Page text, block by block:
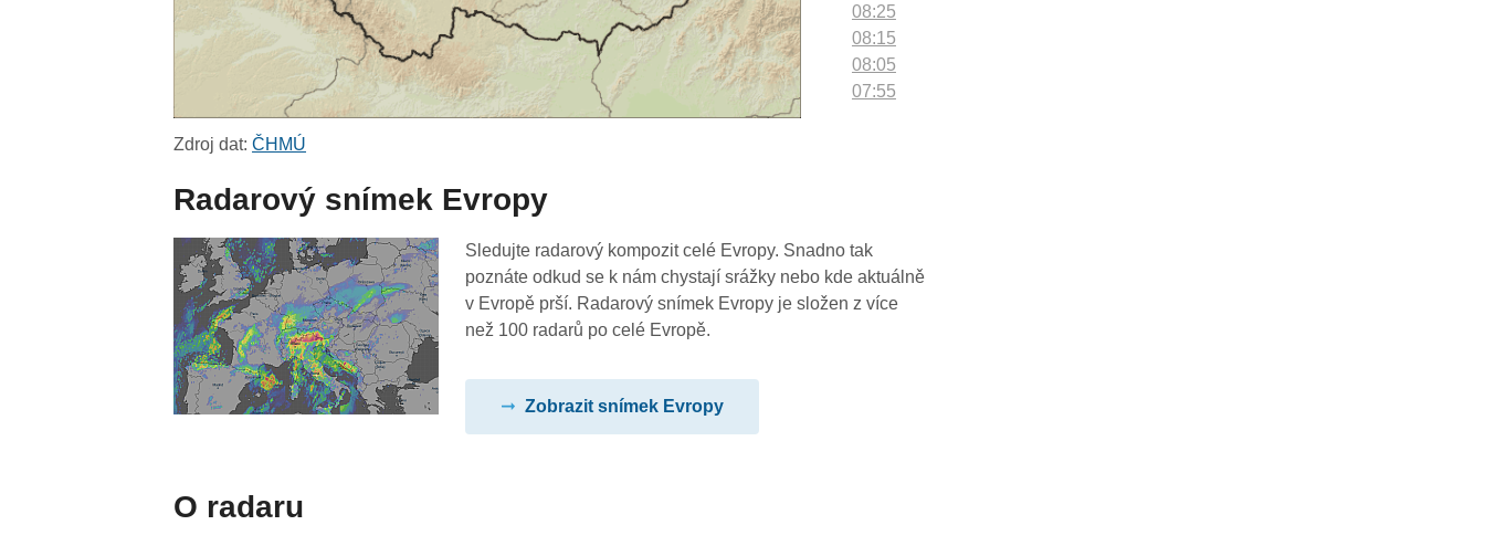
08:25
08:15
08:05
07:55
06:55
06:45
06:35
Zdroj dat:ČHMÚ
Radarový snímek Evropy
Sledujte radarový kompozit celé Evropy. Snadno tak
poznáte odkud se k nám chystají srážky nebo kde aktuálně
v Evropě prší. Radarový snímek Evropy je složen z více
než 100 radarů po celé Evropě.
Zobrazit snímek Evropy
O radaru